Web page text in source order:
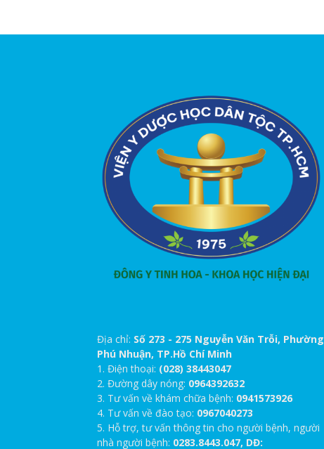
Địa chỉ: Số 273 - 275 Nguyễn Văn Trỗi, Phường
Phú Nhuận, TP.Hồ Chí Minh
1. Điện thoại: (028) 38443047
2. Đường dây nóng: 0964392632
3. Tư vấn về khám chữa bệnh: 0941573926
4. Tư vấn về đào tạo: 0967040273
5. Hỗ trợ, tư vấn thông tin cho người bệnh, người
nhà người bệnh: 0283.8443.047, DĐ: